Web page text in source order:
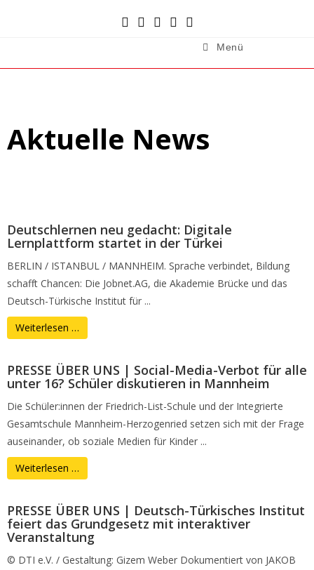
Menü
Aktuelle News
Deutschlernen neu gedacht: Digitale
Lernplattform startet in der Türkei
BERLIN / ISTANBUL / MANNHEIM. Sprache verbindet, Bildung
schafft Chancen: Die Jobnet.AG, die Akademie Brücke und das
Deutsch-Türkische Institut für ...
Weiterlesen …
PRESSE ÜBER UNS | Social-Media-Verbot für alle
unter 16? Schüler diskutieren in Mannheim
Die Schüler:innen der Friedrich-List-Schule und der Integrierte
Gesamtschule Mannheim-Herzogenried setzen sich mit der Frage
auseinander, ob soziale Medien für Kinder ...
Weiterlesen …
PRESSE ÜBER UNS | Deutsch-Türkisches Institut
feiert das Grundgesetz mit interaktiver
Veranstaltung
© DTI e.V. / Gestaltung: Gizem Weber Dokumentiert von JAKOB